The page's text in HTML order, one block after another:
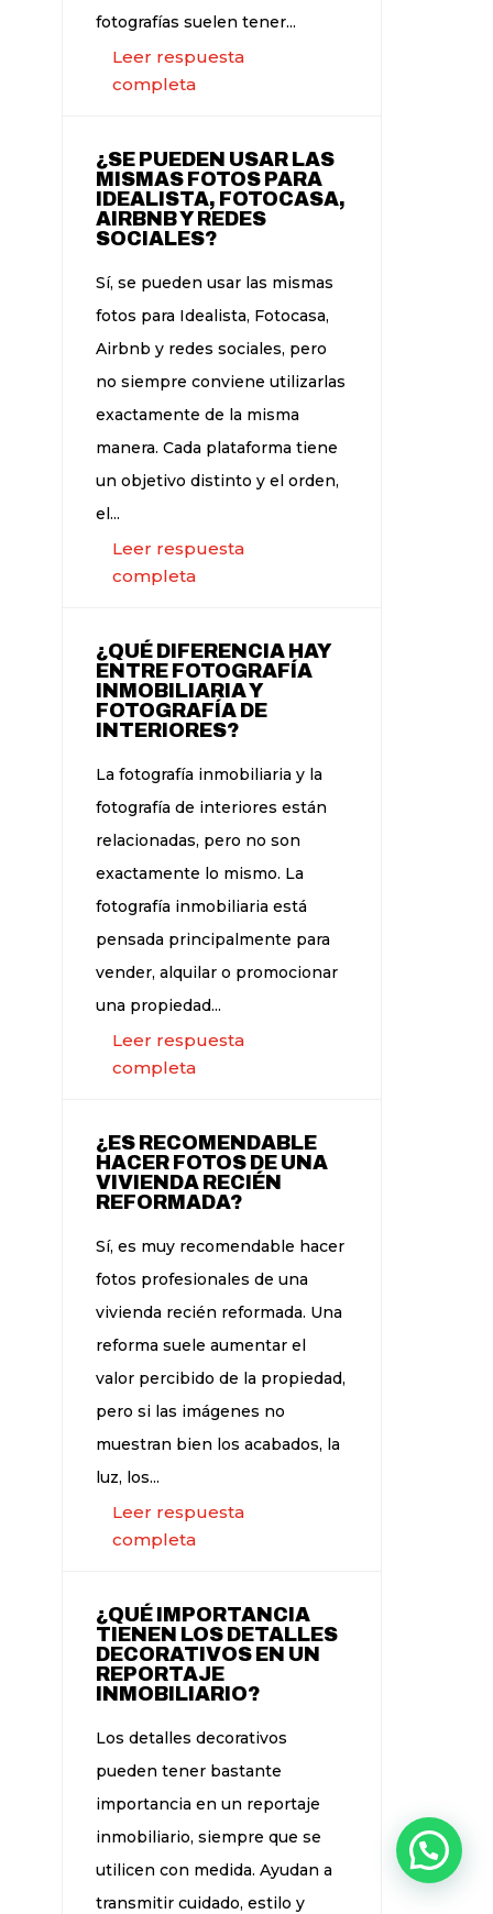
fotografías suelen tener...
Leer respuesta
completa
¿SE PUEDEN USAR LAS
MISMAS FOTOS PARA
IDEALISTA, FOTOCASA,
AIRBNB Y REDES
SOCIALES?
Sí, se pueden usar las mismas
fotos para Idealista, Fotocasa,
Airbnb y redes sociales, pero
no siempre conviene utilizarlas
exactamente de la misma
manera. Cada plataforma tiene
un objetivo distinto y el orden,
el...
Leer respuesta
completa
¿QUÉ DIFERENCIA HAY
ENTRE FOTOGRAFÍA
INMOBILIARIA Y
FOTOGRAFÍA DE
INTERIORES?
La fotografía inmobiliaria y la
fotografía de interiores están
relacionadas, pero no son
exactamente lo mismo. La
fotografía inmobiliaria está
pensada principalmente para
vender, alquilar o promocionar
una propiedad...
Leer respuesta
completa
¿ES RECOMENDABLE
HACER FOTOS DE UNA
VIVIENDA RECIÉN
REFORMADA?
Sí, es muy recomendable hacer
fotos profesionales de una
vivienda recién reformada. Una
reforma suele aumentar el
valor percibido de la propiedad,
pero si las imágenes no
muestran bien los acabados, la
luz, los...
Leer respuesta
completa
¿QUÉ IMPORTANCIA
TIENEN LOS DETALLES
DECORATIVOS EN UN
REPORTAJE
INMOBILIARIO?
Los detalles decorativos
pueden tener bastante
importancia en un reportaje
inmobiliario, siempre que se
utilicen con medida. Ayudan a
transmitir cuidado, estilo y